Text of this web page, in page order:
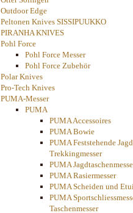
Outdoor Edge
Peltonen Knives SISSIPUUKKO
PIRANHA KNIVES
Pohl Force
Pohl Force Messer
Pohl Force Zubehör
Polar Knives
Pro-Tech Knives
PUMA-Messer
PUMA
PUMA Accessoires
PUMA Bowie
PUMA Feststehende
Trekkingmesser
PUMA
PUMA Rasiermesser
PUMA Scheiden und
PUMA
Taschenmesser